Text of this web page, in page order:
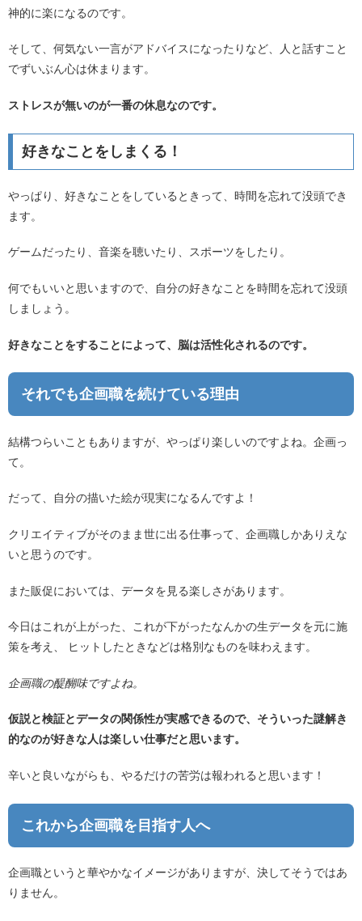
神的に楽になるのです。
そして、何気ない一言がアドバイスになったりなど、人と話すこと
でずいぶん心は休まります。
ストレスが無いのが一番の休息なのです。
好きなことをしまくる！
やっぱり、好きなことをしているときって、時間を忘れて没頭でき
ます。
ゲームだったり、音楽を聴いたり、スポーツをしたり。
何でもいいと思いますので、自分の好きなことを時間を忘れて没頭
しましょう。
好きなことをすることによって、脳は活性化されるのです。
それでも企画職を続けている理由
結構つらいこともありますが、やっぱり楽しいのですよね。企画っ
て。
だって、自分の描いた絵が現実になるんですよ！
クリエイティブがそのまま世に出る仕事って、企画職しかありえな
いと思うのです。
また販促においては、データを見る楽しさがあります。
今日はこれが上がった、これが下がったなんかの生データを元に施
策を考え、 ヒットしたときなどは格別なものを味わえます。
企画職の醍醐味ですよね。
仮説と検証とデータの関係性が実感できるので、そういった謎解き
的なのが好きな人は楽しい仕事だと思います。
辛いと良いながらも、やるだけの苦労は報われると思います！
これから企画職を目指す人へ
企画職というと華やかなイメージがありますが、決してそうではあ
りません。